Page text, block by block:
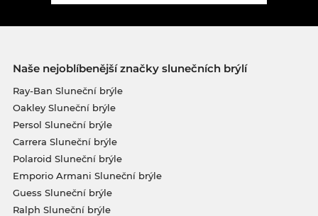
Naše nejoblíbenější značky slunečních brýlí
Ray-Ban Sluneční brýle
Oakley Sluneční brýle
Persol Sluneční brýle
Carrera Sluneční brýle
Polaroid Sluneční brýle
Emporio Armani Sluneční brýle
Guess Sluneční brýle
Ralph Sluneční brýle